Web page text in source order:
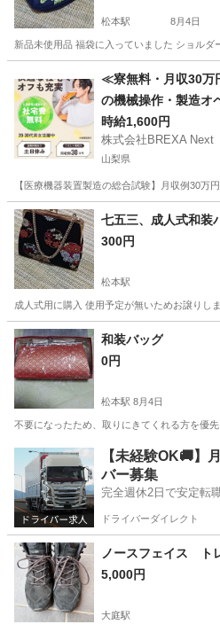
松本駅 8月4日
新品未使用品 福袋に入っていました ショル
松本駅 靴/バッグ
≪寮無料・月収30万
の機械操作・製造オ
時給1,600円
株式会社BREXA Next
山梨県
【医療機器装置製造の総合試験】月収例30
山梨 その他
七五三、成人式和
300円
松本駅
成人式用に購入 使用予定が無いためお譲りし
長野 松本市 松本駅
和装バッグ
0円
松本駅 8月4日
不要になったため、取りにきてくれる方を優先
長野 松本市 松本駅 バッグ
【未経験OK🚚】
バー募集
完全週休2日で安定転
ドライバーダイレクト
ノースフェイス ト
5,000円
大庭駅